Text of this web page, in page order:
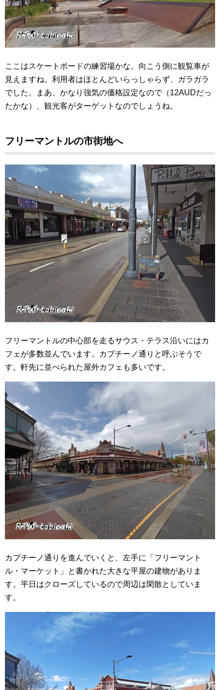
ここはスケートボードの練習場かな。向こう側に観覧車が
見えますね。利用者はほとんどいらっしゃらず、ガラガラ
でした。まあ、かなり強気の価格設定なので（12AUDだっ
たかな）、観光客がターゲットなのでしょうね。
フリーマントルの市街地へ
フリーマントルの中心部を走るサウス・テラス沿いにはカ
フェが多数並んでいます。カプチーノ通りと呼ぶそうで
す。軒先に並べられた屋外カフェも多いです。
カプチーノ通りを進んでいくと、左手に「フリーマント
ル・マーケット」と書かれた大きな平屋の建物がありま
す。平日はクローズしているので周辺は閑散としていま
す。